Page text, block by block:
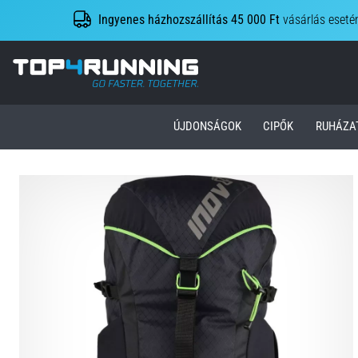
Ingyenes házhozszállítás 45 000 Ft vásárlás
Top4Running.hu
ÚJDONSÁGOK CIPŐK